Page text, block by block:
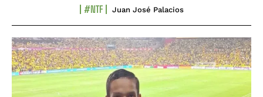
#NTF Juan José Palacios